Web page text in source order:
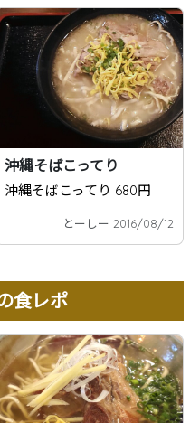
沖縄そばこってり
沖縄そばこってり 680円
とーしー 2016/08/12
食レポ